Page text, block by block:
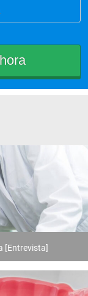
[Entrevista]